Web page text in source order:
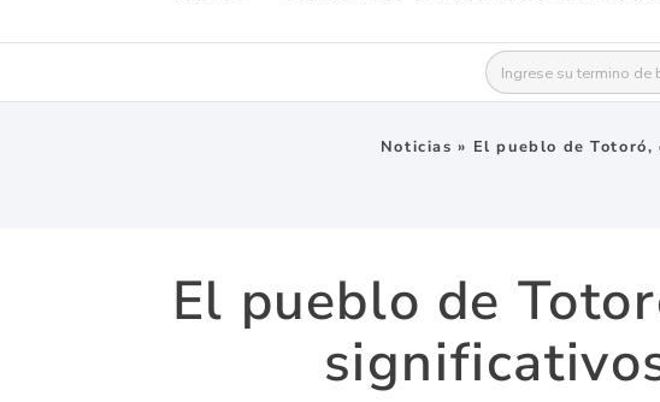
Buscar:
Noticias » El pueblo de
El pueblo de